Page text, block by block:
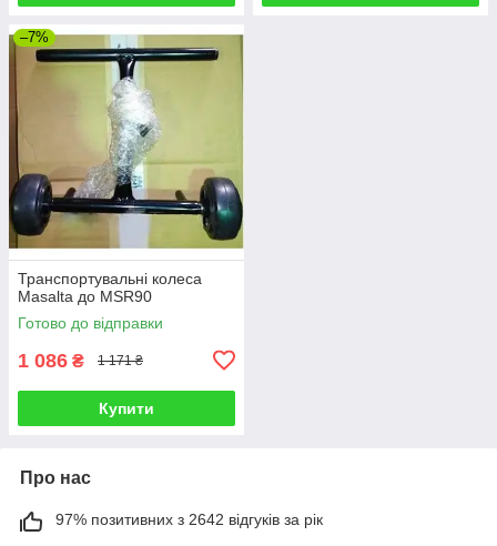
–7%
Транспортувальні колеса
Masalta до MSR90
Готово до відправки
1 086 ₴ 1 171 ₴
Купити
Про нас
97% позитивних з 2642 відгуків за рік